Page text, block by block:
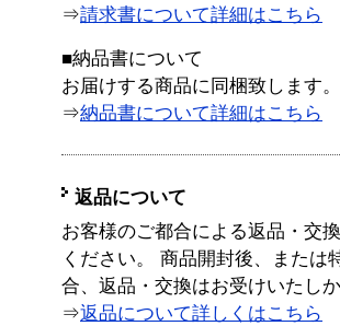
⇒請求書について詳細はこちら
■納品書について
お届けする商品に同梱致します。
⇒納品書について詳細はこちら
返品について
お客様のご都合による返品・交
ください。 商品開封後、または
合、返品・交換はお受けいたし
⇒返品について詳しくはこちら